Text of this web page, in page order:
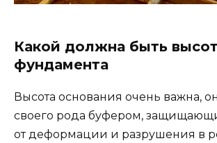
Какой должна быть
фундамента
Высота основания очень важна,
своего рода буфером,
от деформации и разрушения в